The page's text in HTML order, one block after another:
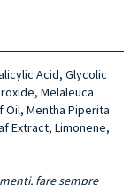
Acid, Glycolic
Melaleuca
Oil, Mentha Piperita
Extract, Limonene,
fare sempre